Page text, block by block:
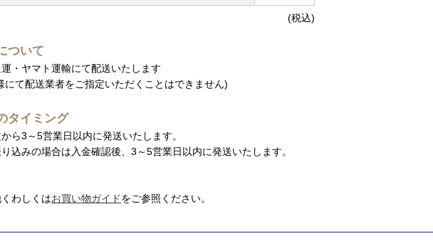
(税込)
ついて
・ヤマト運輸にて配送いたします
にて配送業者をご指定いただくことはできません)
タイミング
ら3～5営業日以内に発送いたします。
込みの場合は入金確認後、3～5営業日以内に発送いたします。
わしくはお買い物ガイドをご参照ください。